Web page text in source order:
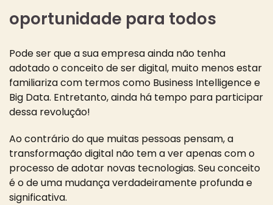
oportunidade para todos
Pode ser que a sua empresa ainda não tenha
adotado o conceito de ser digital, muito menos estar
familiariza com termos como Business Intelligence e
Big Data. Entretanto, ainda há tempo para participar
dessa revolução!
Ao contrário do que muitas pessoas pensam, a
transformação digital não tem a ver apenas com o
processo de adotar novas tecnologias. Seu conceito
é o de uma mudança verdadeiramente profunda e
significativa.